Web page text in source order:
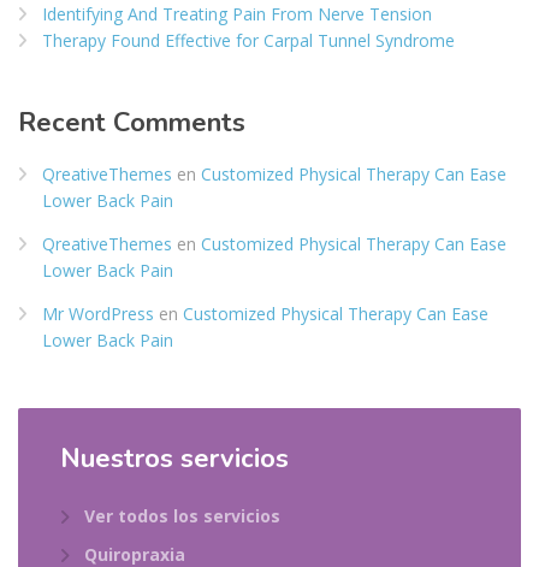
Identifying And Treating Pain From Nerve Tension
Therapy Found Effective for Carpal Tunnel Syndrome
Recent Comments
QreativeThemes en Customized Physical Therapy Can Ease
Lower Back Pain
QreativeThemes en Customized Physical Therapy Can Ease
Lower Back Pain
Mr WordPress en Customized Physical Therapy Can Ease
Lower Back Pain
Nuestros servicios
Ver todos los servicios
Quiropraxia